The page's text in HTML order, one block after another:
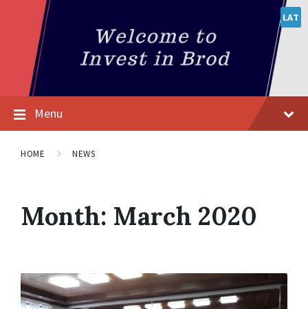
LAT
Menu
HOME NEWS
Month: March 2020